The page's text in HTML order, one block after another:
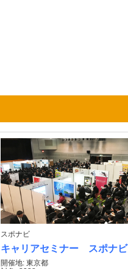
スポナビ
キャリアセミナー スポナビ
開催地: 東京都